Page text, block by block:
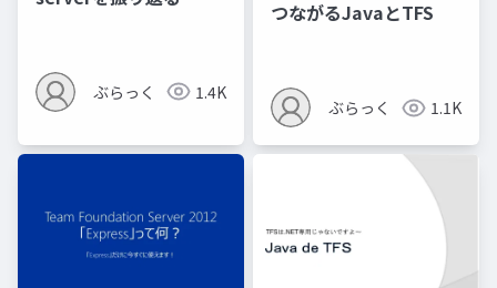
ぶらっく 1.4K
つながるJavaとTFS
ぶらっく 1.1K